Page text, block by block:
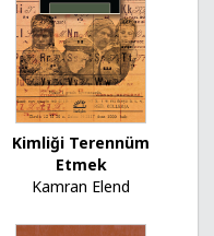
Kimliği Terennüm
Etmek
Kamran Elend